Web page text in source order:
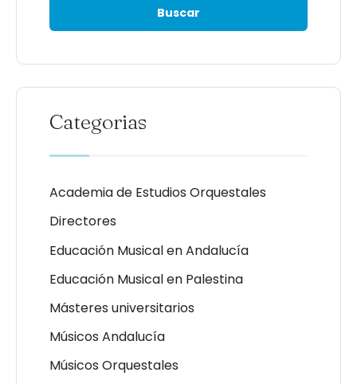
Categorias
Academia de Estudios Orquestales
Directores
Educación Musical en Andalucía
Educación Musical en Palestina
Másteres universitarios
Músicos Andalucía
Músicos Orquestales